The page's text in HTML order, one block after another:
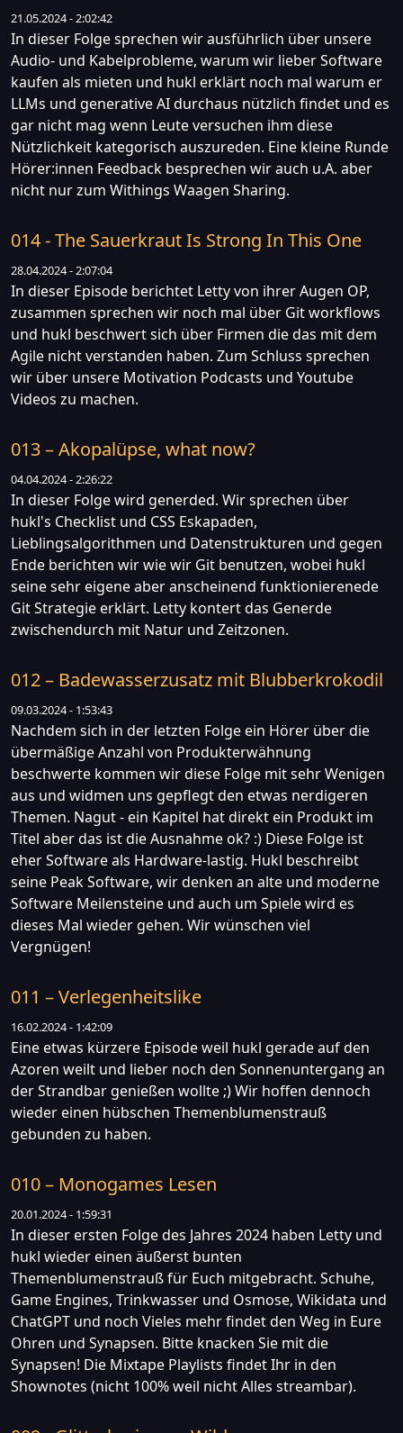
21.05.2024 - 2:02:42
In dieser Folge sprechen wir ausführlich über unsere
Audio- und Kabelprobleme, warum wir lieber Software
kaufen als mieten und hukl erklärt noch mal warum er
LLMs und generative AI durchaus nützlich findet und es
gar nicht mag wenn Leute versuchen ihm diese
Nützlichkeit kategorisch auszureden. Eine kleine Runde
Hörer:innen Feedback besprechen wir auch u.A. aber
nicht nur zum Withings Waagen Sharing.
014 - The Sauerkraut Is Strong In This One
28.04.2024 - 2:07:04
In dieser Episode berichtet Letty von ihrer Augen OP,
zusammen sprechen wir noch mal über Git workflows
und hukl beschwert sich über Firmen die das mit dem
Agile nicht verstanden haben. Zum Schluss sprechen
wir über unsere Motivation Podcasts und Youtube
Videos zu machen.
013 – Akopalüpse, what now?
04.04.2024 - 2:26:22
In dieser Folge wird generded. Wir sprechen über
hukl's Checklist und CSS Eskapaden,
Lieblingsalgorithmen und Datenstrukturen und gegen
Ende berichten wir wie wir Git benutzen, wobei hukl
seine sehr eigene aber anscheinend funktionierenede
Git Strategie erklärt. Letty kontert das Generde
zwischendurch mit Natur und Zeitzonen.
012 – Badewasserzusatz mit Blubberkrokodil
09.03.2024 - 1:53:43
Nachdem sich in der letzten Folge ein Hörer über die
übermäßige Anzahl von Produkterwähnung
beschwerte kommen wir diese Folge mit sehr Wenigen
aus und widmen uns gepflegt den etwas nerdigeren
Themen. Nagut - ein Kapitel hat direkt ein Produkt im
Titel aber das ist die Ausnahme ok? :) Diese Folge ist
eher Software als Hardware-lastig. Hukl beschreibt
seine Peak Software, wir denken an alte und moderne
Software Meilensteine und auch um Spiele wird es
dieses Mal wieder gehen. Wir wünschen viel
Vergnügen!
011 – Verlegenheitslike
16.02.2024 - 1:42:09
Eine etwas kürzere Episode weil hukl gerade auf den
Azoren weilt und lieber noch den Sonnenuntergang an
der Strandbar genießen wollte ;) Wir hoffen dennoch
wieder einen hübschen Themenblumenstrauß
gebunden zu haben.
010 – Monogames Lesen
20.01.2024 - 1:59:31
In dieser ersten Folge des Jahres 2024 haben Letty und
hukl wieder einen äußerst bunten
Themenblumenstrauß für Euch mitgebracht. Schuhe,
Game Engines, Trinkwasser und Osmose, Wikidata und
ChatGPT und noch Vieles mehr findet den Weg in Eure
Ohren und Synapsen. Bitte knacken Sie mit die
Synapsen! Die Mixtape Playlists findet Ihr in den
Shownotes (nicht 100% weil nicht Alles streambar).